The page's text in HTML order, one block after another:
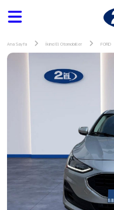
Ana Sayfa İkinci El Otomobiller FORD